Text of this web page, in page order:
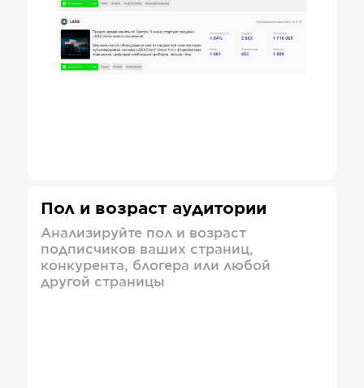
Пол и возраст аудитории
Анализируйте пол и возраст
подписчиков ваших страниц,
конкурента, блогера или любой
другой страницы